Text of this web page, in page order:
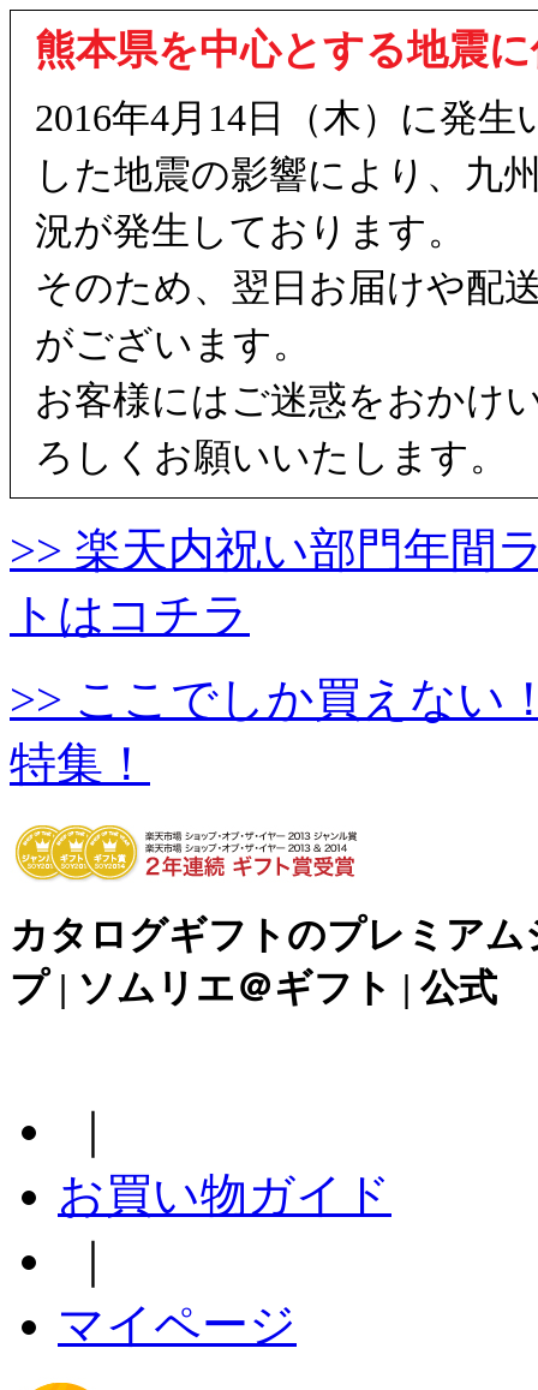
熊本県を中心とする地震
2016年4月14日（木）に発
した地震の影響により、九
況が発生しております。
そのため、翌日お届けや配
がございます。
お客様にはご迷惑をおかけ
ろしくお願いいたします。
>> 楽天内祝い部門年間
トはコチラ
>> ここでしか買えない
特集！
カタログギフトのプレミアム
プ | ソムリエ＠ギフト | 公式
お買い物ガイド
マイページ